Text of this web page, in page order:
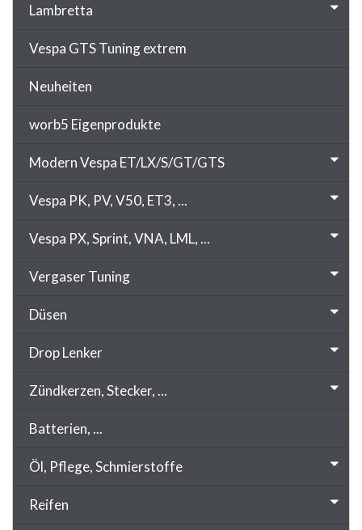
Lambretta
Vespa GTS Tuning extrem
Neuheiten
worb5 Eigenprodukte
Modern Vespa ET/LX/S/GT/GTS
Vespa PK, PV, V50, ET3, ...
Vespa PX, Sprint, VNA, LML, ...
Vergaser Tuning
Düsen
Drop Lenker
Zündkerzen, Stecker, ...
Batterien, ...
Öl, Pflege, Schmierstoffe
Reifen